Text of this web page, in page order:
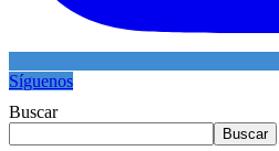
Síguenos
Buscar
Buscar